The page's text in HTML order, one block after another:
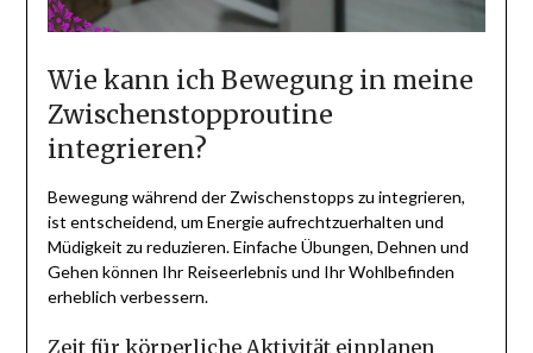
Wie kann ich Bewegung in meine
Zwischenstopproutine
integrieren?
Bewegung während der Zwischenstopps zu integrieren,
ist entscheidend, um Energie aufrechtzuerhalten und
Müdigkeit zu reduzieren. Einfache Übungen, Dehnen und
Gehen können Ihr Reiseerlebnis und Ihr Wohlbefinden
erheblich verbessern.
Zeit für körperliche Aktivität einplanen